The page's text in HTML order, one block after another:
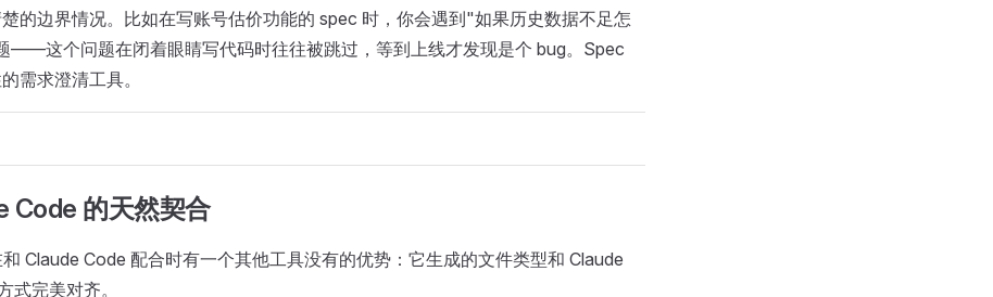
的边界情况。比如在写账号估价功能的 spec 时，你会遇到"如果历史数据不足怎
——这个问题在闭着眼睛写代码时往往被跳过，等到上线才发现是个 bug。Spec
需求澄清工具。
Code 的天然契合
Claude Code 配合时有一个其他工具没有的优势：它生成的文件类型和 Claude
式完美对齐。